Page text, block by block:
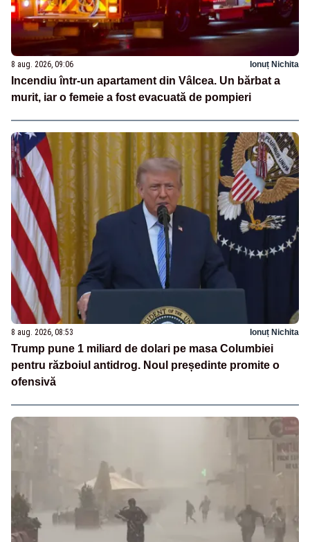
8 aug. 2026, 09:06 Ionuț Nichita
Incendiu într-un apartament din Vâlcea. Un bărbat a
murit, iar o femeie a fost evacuată de pompieri
8 aug. 2026, 08:53 Ionuț Nichita
Trump pune 1 miliard de dolari pe masa Columbiei
pentru războiul antidrog. Noul președinte promite o
ofensivă